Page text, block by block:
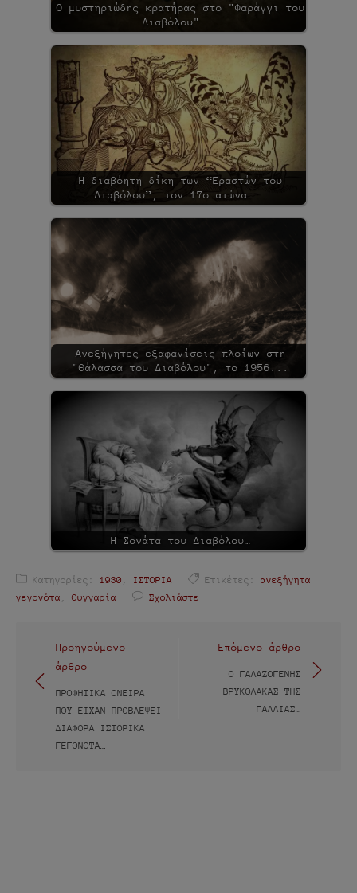
Ο μυστηριώδης κρατήρας στο "Φαράγγι του
Διαβόλου"...
Η διαβόητη δίκη των “Εραστών του
Διαβόλου”, τον 17ο αιώνα...
Ανεξήγητες εξαφανίσεις πλοίων στη
"Θάλασσα του Διαβόλου", το 1956...
Η Σονάτα του Διαβόλου…
Κατηγορίες: 1930 , ΙΣΤΟΡΙΑ Ετικέτες: ανεξήγητα
γεγονότα , Ουγγαρία Σχολιάστε
Πλοήγηση
άρθρων
Προηγούμενο
άρθρο
ΠΡΟΦΗΤΙΚΆ ΌΝΕΙΡΑ
ΠΟΥ ΕΊΧΑΝ ΠΡΟΒΛΈΨΕΙ
ΔΙΆΦΟΡΑ ΙΣΤΟΡΙΚΆ
ΓΕΓΟΝΌΤΑ…
Επόμενο άρθρο
Ο ΓΑΛΑΖΟΓΈΝΗΣ
ΒΡΥΚΌΛΑΚΑΣ ΤΗΣ
ΓΑΛΛΊΑΣ…